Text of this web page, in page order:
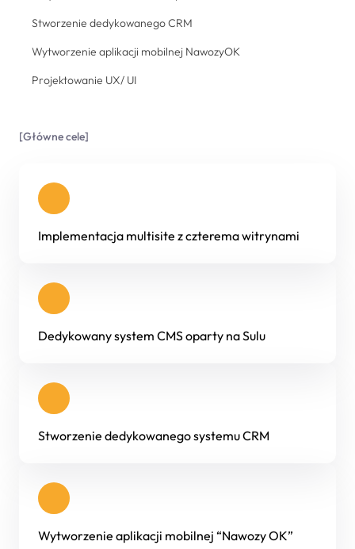
Stworzenie dedykowanego CRM
Wytworzenie aplikacji mobilnej NawozyOK
Projektowanie UX/ UI
[Główne cele]
Implementacja multisite z czterema witrynami
Dedykowany system CMS oparty na Sulu
Stworzenie dedykowanego systemu CRM
Wytworzenie aplikacji mobilnej “Nawozy OK”